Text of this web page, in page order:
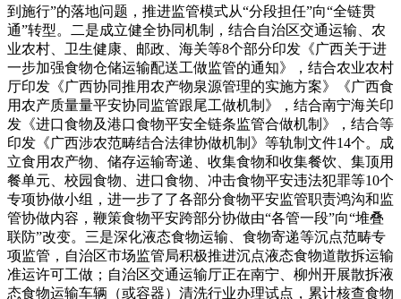
到施行”的落地问题，推进监管模式从“分段担任”向“全链贯
通”转型。二是成立健全协同机制，结合自治区交通运输、农
业农村、卫生健康、邮政、海关等8个部分印发《广西关于进
一步加强食物仓储运输配送工做监管的通知》，结合农业农村
厅印发《广西协同推用农产物泉源管理的实施方案》《广西食
用农产质量量平安协同监管跟尾工做机制》，结合南宁海关印
发《进口食物及港口食物平安全链条监管合做机制》，结合等
印发《广西涉农范畴结合法律协做机制》等轨制文件14个。成
立食用农产物、储存运输寄递、收集食物和收集餐饮、集顶用
餐单元、校园食物、进口食物、冲击食物平安违法犯罪等10个
专项协做小组，进一步了了各部分食物平安监管职责鸿沟和监
管协做内容，鞭策食物平安跨部分协做由“各管一段”向“堆叠
联防”改变。三是深化液态食物运输、食物寄递等沉点范畴专
项监管，自治区市场监管局积极推进沉点液态食物道散拆运输
准运许可工做；自治区交通运输厅正在南宁、柳州开展散拆液
态食物运输车辆（或容器）清洗行业办理试点，累计核查食物